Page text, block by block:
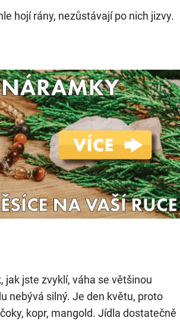
hojí rány, nezůstávají po nich jizvy.
jste zvyklí, váha se většinou
nebývá silný. Je den květu, proto
kopr, mangold. Jídla dostatečně